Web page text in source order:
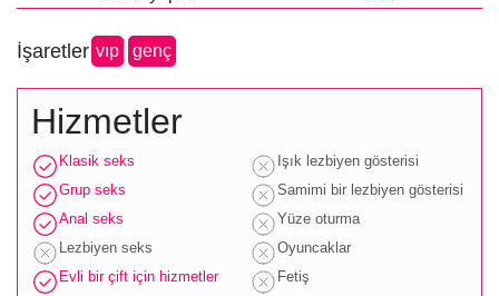
İşaretler vip genç
Hizmetler
Klasik seks
Grup seks
Anal seks
Lezbiyen seks
Evli bir çift için hizmetler
Işık lezbiyen gösterisi
Samimi bir lezbiyen gösterisi
Yüze oturma
Oyuncaklar
Fetiş